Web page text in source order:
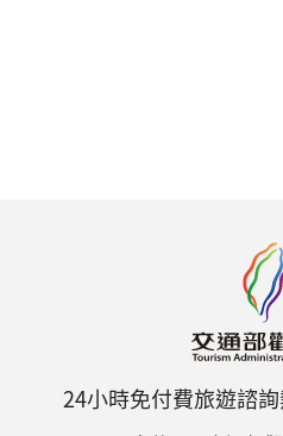
24小時免付費旅遊諮詢